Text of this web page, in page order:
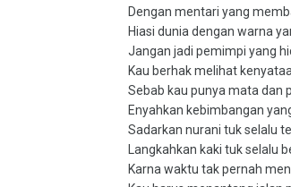
Dengan mentari yang
Hiasi dunia dengan warna
Jangan jadi pemimpi yang
Kau berhak melihat
Sebab kau punya mata dan
Enyahkan kebimbangan
Sadarkan nurani tuk selalu
Langkahkan kaki tuk selalu
Karna waktu tak pernah